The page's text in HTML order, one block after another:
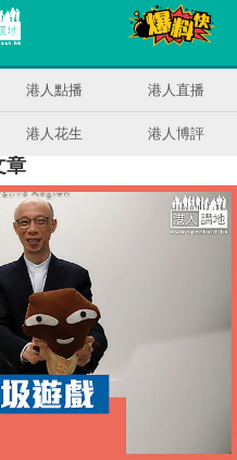
港人點播 港人直播
港人花生 港人博評
章